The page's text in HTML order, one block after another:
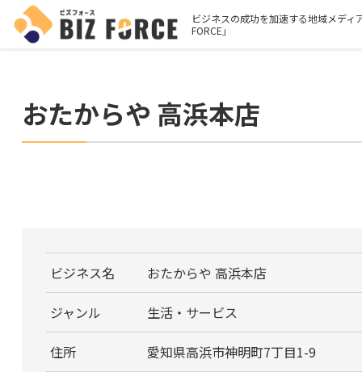
ビジネスの成功を加速する地域メディ
FORCE」
おたからや 高浜本店
ビジネス名 おたからや 高浜本店
ジャンル 生活・サービス
住所 愛知県高浜市神明町7丁目1-9